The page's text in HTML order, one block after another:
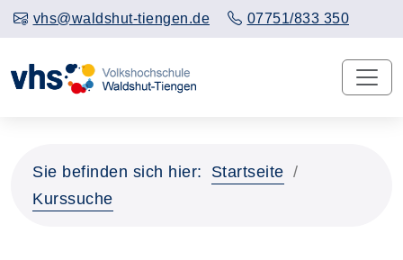
vhs@waldshut-tiengen.de 07751/833 350
Sie befinden sich hier:
Startseite
Kurssuche